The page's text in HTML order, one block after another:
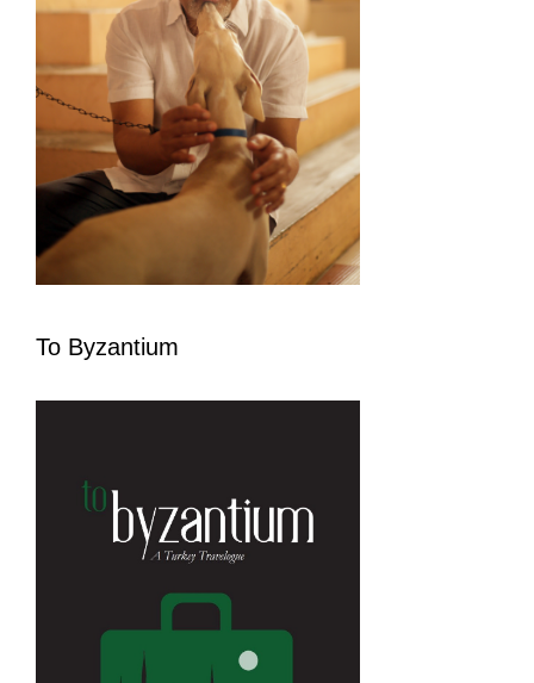
To Byzantium